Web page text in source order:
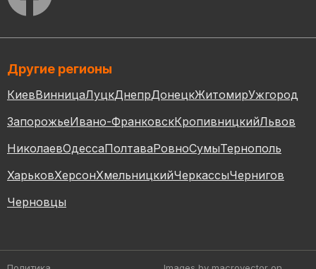
Другие регионы
КиевВинницаЛуцкДнепрДонецкЖитомирУжгород
ЗапорожьеИвано-ФранковскКропивницкийЛьвов
НиколаевОдессаПолтаваРовноСумыТернополь
ХарьковХерсонХмельницкийЧеркассыЧернигов
Черновцы